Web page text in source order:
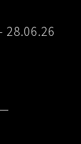
28.06.26